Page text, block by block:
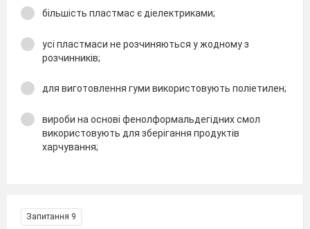
більшість пластмас є діелектриками;
усі пластмаси не розчиняються у жодному з
розчинників;
для виготовлення гуми використовують поліетилен;
вироби на основі фенолформальдегідних смол
використовують для зберігання продуктів
харчування;
Запитання 9